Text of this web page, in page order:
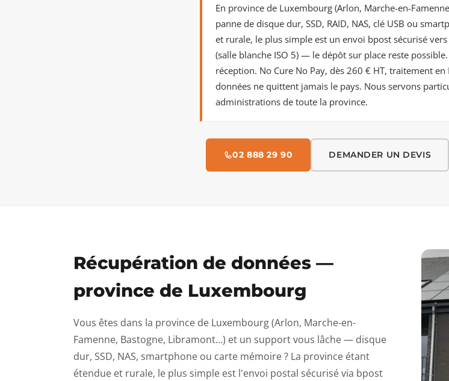
En province de Luxembourg (Arlon, Marche-en-
panne de disque dur, SSD, RAID, NAS, clé USB ou
et rurale, le plus simple est un envoi bpost sécurisé
(salle blanche ISO 5) — le dépôt sur place reste
réception. No Cure No Pay, dès 260 € HT, traitement
données ne quittent jamais le pays. Nous servons
administrations de toute la province.
02 888 29 90 DEMANDER UN DEVIS
Récupération de données —
province de Luxembourg
Vous êtes dans la province de Luxembourg (Arlon, Marche-en-
Famenne, Bastogne, Libramont…) et un support vous lâche — disque
dur, SSD, NAS, smartphone ou carte mémoire ? La province étant
étendue et rurale, le plus simple est l'envoi postal sécurisé via bpost